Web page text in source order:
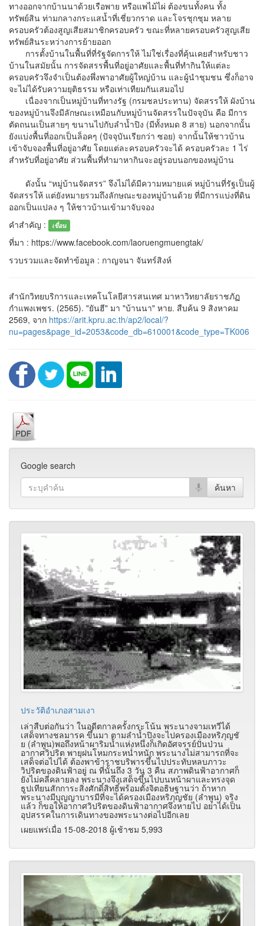
ทางออกจากบ้านนาด้วยเรือพาย หรือแพไม้ไผ่ ต้องขนทั้งคน ทั้ง
ทรัพย์สิน ท่ามกลางกระแสน้ำที่เชี่ยวกราด และโจรชุกชุม หลาย
ครอบครัวต้องสูญเสียสมาชิกครอบครัว ขณะที่หลายครอบครัวสูญเสีย
ทรัพย์สินระหว่างการย้ายออก
การตั้งบ้านในพื้นที่ที่รัฐจัดการให้ ไม่ใช่เรื่องที่คุ้นเคยสำหรับชาว
บ้านในสมัยนั้น การจัดสรรพื้นที่อยู่อาศัยและพื้นที่ทำกินให้แต่ละ
ครอบครัวจึงจำเป็นต้องพึ่งพาอาศัยผู้ใหญ่บ้าน และผู้นำชุมชน ซึ่งก็อาจ
จะไม่ได้รับความยุติธรรม หรือเท่าเทียมกันเสมอไป
เนื่องจากเป็นหมู่บ้านที่ทางรัฐ (กรมชลประทาน) จัดสรรให้ ผังบ้าน
ของหมู่บ้านจึงมีลักษณะเหมือนกับหมู่บ้านจัดสรรในปัจจุบัน คือ มีการ
ตัดถนนเป็นสายๆ ขนานไปกับลำน้ำปิง (มีทั้งหมด 8 สาย) นอกจากนั้น
ยังแบ่งพื้นที่ออกเป็นล็อคๆ (ปัจจุบันเรียกว่า ซอย) จากนั้นให้ชาวบ้าน
เข้าจับจองพื้นที่อยู่อาศัย โดยแต่ละครอบครัวจะได้ ครอบครัวละ 1 ไร่
สำหรับที่อยู่อาศัย ส่วนพื้นที่ทำมาหากินจะอยู่รอบนอกของหมู่บ้าน
ดังนั้น “หมู่บ้านจัดสรร” จึงไม่ได้มีความหมายแค่ หมู่บ้านที่รัฐเป็นผู้
จัดสรรให้ แต่ยังหมายรวมถึงลักษณะของหมู่บ้านด้วย ที่มีการแบ่งที่ดิน
ออกเป็นแปลง ๆ ให้ชาวบ้านเข้ามาจับจอง
คำสำคัญ :
เขื่อน
ที่มา : https://www.facebook.com/laoruengmuengtak/
รวบรวมและจัดทำข้อมูล : กาญจนา จันทร์สิงห์
สำนักวิทยบริการและเทคโนโลยีสารสนเทศ มาหาวิทยาลัยราชภัฏ
กำแพงเพชร. (2565). "ยันฮี" มา "บ้านนา" หาย. สืบค้น 9 สิงหาคม
2569, จาก https://arit.kpru.ac.th/ap2/local/?
nu=pages&page_id=2053&code_db=610001&code_type=TK006
Google search
ประวัติอำเภอสามเงา
เล่าสืบต่อกันว่า ในอดีตกาลครั้งกระโน้น พระนางจามเทวีได้
เสด็จทางชลมารค ขึ้นมา ตามลำน้ำปิงจะไปครองเมืองหริภุญชั
ย (ลำพูน)พอถึงหน้าผาริมน้ำแห่งหนึ่งก็เกิดอัศจรรย์ปั่นป่วน
อากาศวิปริต พายุฝนโหมกระหน่ำหนัก พระนางไม่สามารถที่จะ
เสด็จต่อไปได้ ต้องพาข้าราชบริพารขึ้นไปประทับหลบภาวะ
วิปริตของดินฟ้าอยู่ ณ ที่นั้นถึง 3 วัน 3 คืน สภาพดินฟ้าอากาศก็
ยังไม่คลี่คลายลง พระนางจึงเสด็จขึ้นไปบนหน้าผาและทรงจุด
ธูปเทียนสักการะสิ่งศักดิ์สิทธิ์พร้อมตั้งจิตอธิษฐานว่า ถ้าหาก
พระนางมีบุญญาบารมีที่จะได้ครองเมืองหริภุญชัย (ลำพูน) จริง
แล้ว ก็ขอให้อากาศวิปริตของดินฟ้าอากาศจึงหายไป อย่าได้เป็น
อุปสรรคในการเดินทางของพระนางต่อไปอีกเลย
เผยแพร่เมื่อ 15-08-2018 ผู้เช้าชม 5,993